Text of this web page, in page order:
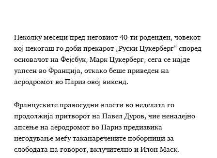
Неколку месеци пред неговиот 40-ти роденден, човекот
кој некогаш го доби прекарот „Руски Цукерберг“ според
основачот на Фејсбук, Марк Цукерберг, сега се најде
уапсен во Франција, откако беше приведен на
аеродромот во Париз овој викенд.
Француските правосудни власти во неделата го
продолжија притворот на Павел Дуров, чие ненадејно
апсење на аеродромот во Париз предизвика
негодување меѓу таканаречените поборници за
слободата на говорот, вклучително и Илон Маск.